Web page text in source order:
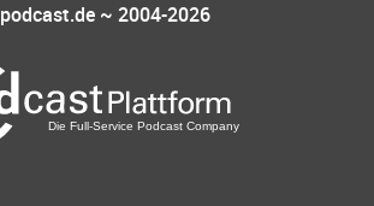
podcast.de ~ 2004-2026